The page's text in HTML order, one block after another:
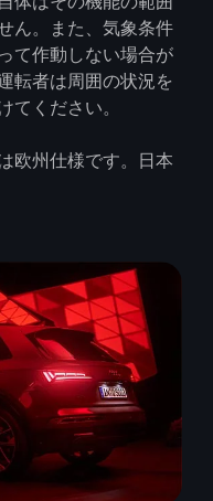
ん。また、気象条件
て作動しない場合が
転者は周囲の状況を
てください。
欧州仕様です。⽇本